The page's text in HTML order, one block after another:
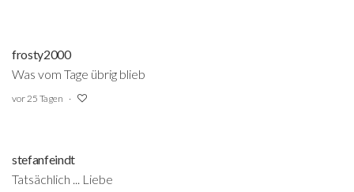
frosty2000
Was vom Tage übrig blieb
vor 25 Tagen
stefanfeindt
Tatsächlich ... Liebe